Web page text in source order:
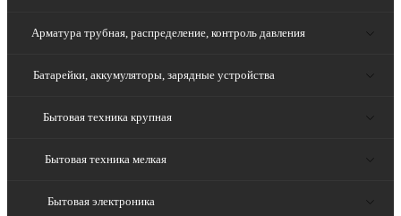
Арматура трубная, распределение, контроль давления
Батарейки, аккумуляторы, зарядные устройства
Бытовая техника крупная
Бытовая техника мелкая
Бытовая электроника